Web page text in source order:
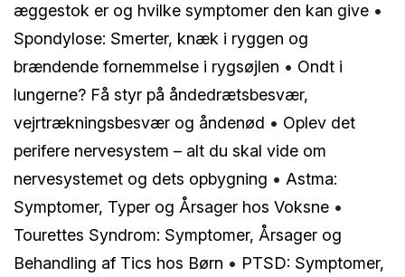
æggestok er og hvilke symptomer den kan give •
Spondylose: Smerter, knæk i ryggen og
brændende fornemmelse i rygsøjlen • Ondt i
lungerne? Få styr på åndedrætsbesvær,
vejrtrækningsbesvær og åndenød • Oplev det
perifere nervesystem – alt du skal vide om
nervesystemet og dets opbygning • Astma:
Symptomer, Typer og Årsager hos Voksne •
Tourettes Syndrom: Symptomer, Årsager og
Behandling af Tics hos Børn • PTSD: Symptomer,